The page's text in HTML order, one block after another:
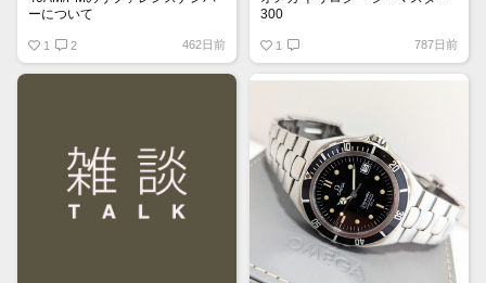
ーについて
保証書にはREF:35205300とある
のですが、裏蓋の内側を見ると
1 2 462日前
300
全て有り綺麗な個体をお持ちで
90万円前後で譲って頂ける方、
宜しくお願い致します。
1 787日前